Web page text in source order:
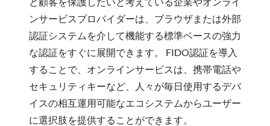
ンサービスプロバイダーは、ブラウザまたは外部
認証システムを介して機能する標準ベースの強力
な認証をすぐに展開できます。 FIDO認証を導入
することで、オンラインサービスは、携帯電話や
セキュリティキーなど、人々が毎日使用するデバ
イスの相互運用可能なエコシステムからユーザー
に選択肢を提供することができます。